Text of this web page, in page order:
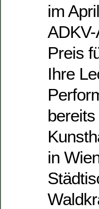
im
Preis
Ihre
in